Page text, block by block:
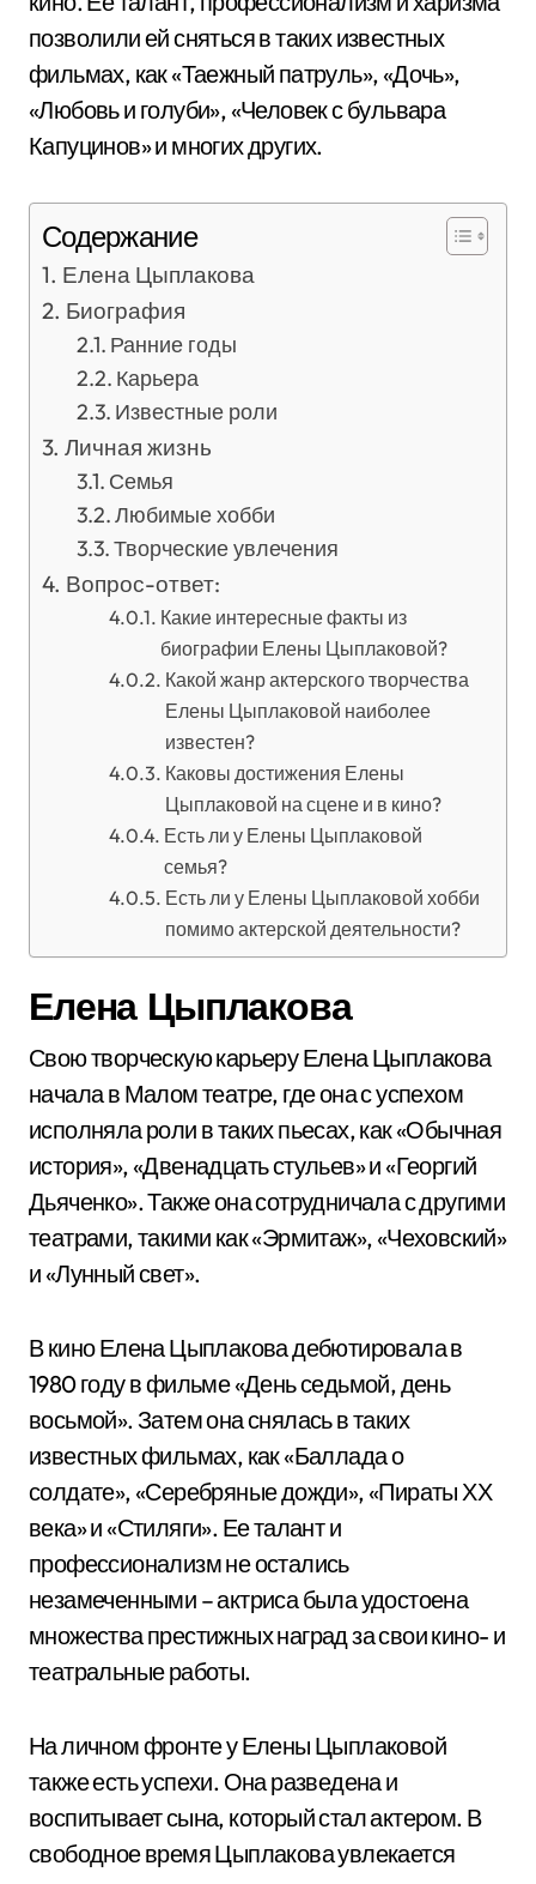
позволили ей сняться в таких известных
фильмах, как «Таежный патруль», «Дочь»,
«Любовь и голуби», «Человек с бульвара
Капуцинов» и многих других.
Содержание
Елена Цыплакова
Биография
Ранние годы
Карьера
Известные роли
Личная жизнь
Семья
Любимые хобби
Творческие увлечения
Вопрос-ответ:
Какие интересные факты из
биографии Елены Цыплаковой?
Какой жанр актерского творчества
Елены Цыплаковой наиболее
известен?
Каковы достижения Елены
Цыплаковой на сцене и в кино?
Есть ли у Елены Цыплаковой
семья?
Есть ли у Елены Цыплаковой хобби
помимо актерской деятельности?
Елена Цыплакова
Свою творческую карьеру Елена Цыплакова
начала в Малом театре, где она с успехом
исполняла роли в таких пьесах, как «Обычная
история», «Двенадцать стульев» и «Георгий
Дьяченко». Также она сотрудничала с другими
театрами, такими как «Эрмитаж», «Чеховский»
и «Лунный свет».
В кино Елена Цыплакова дебютировала в
1980 году в фильме «День седьмой, день
восьмой». Затем она снялась в таких
известных фильмах, как «Баллада о
солдате», «Серебряные дожди», «Пираты ХХ
века» и «Стиляги». Ее талант и
профессионализм не остались
незамеченными – актриса была удостоена
множества престижных наград за свои кино- и
театральные работы.
На личном фронте у Елены Цыплаковой
также есть успехи. Она разведена и
воспитывает сына, который стал актером. В
свободное время Цыплакова увлекается